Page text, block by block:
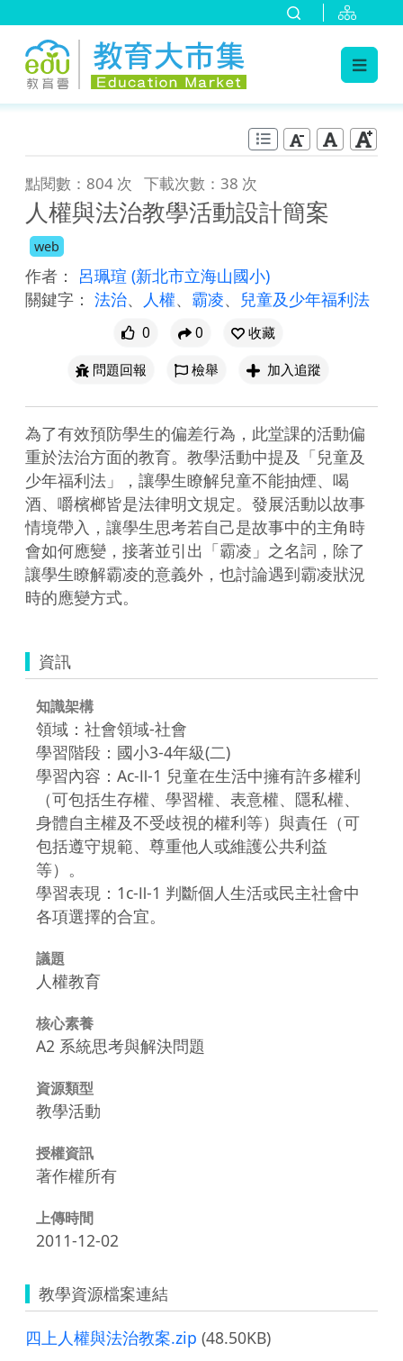
點閱數：804 次 下載次數：38 次
人權與法治教學活動設計簡案
web
作者： 呂珮瑄 (新北市立海山國小)
關鍵字： 法治、 人權、 霸凌、 兒童及少年福利法
0 0
收藏
問題回報
檢舉 加入追蹤
為了有效預防學生的偏差行為，此堂課的活動偏
重於法治方面的教育。教學活動中提及「兒童及
少年福利法」，讓學生瞭解兒童不能抽煙、喝
酒、嚼檳榔皆是法律明文規定。發展活動以故事
情境帶入，讓學生思考若自己是故事中的主角時
會如何應變，接著並引出「霸凌」之名詞，除了
讓學生瞭解霸凌的意義外，也討論遇到霸凌狀況
時的應變方式。
資訊
知識架構
領域：社會領域-社會
學習階段：國小3-4年級(二)
學習內容：Ac-Ⅱ-1 兒童在生活中擁有許多權利
（可包括生存權、學習權、表意權、隱私權、
身體自主權及不受歧視的權利等）與責任（可
包括遵守規範、尊重他人或維護公共利益
等）。
學習表現：1c-Ⅱ-1 判斷個人生活或民主社會中
各項選擇的合宜。
議題
人權教育
核心素養
A2 系統思考與解決問題
資源類型
教學活動
授權資訊
著作權所有
上傳時間
2011-12-02
教學資源檔案連結
四上人權與法治教案.zip (48.50KB)